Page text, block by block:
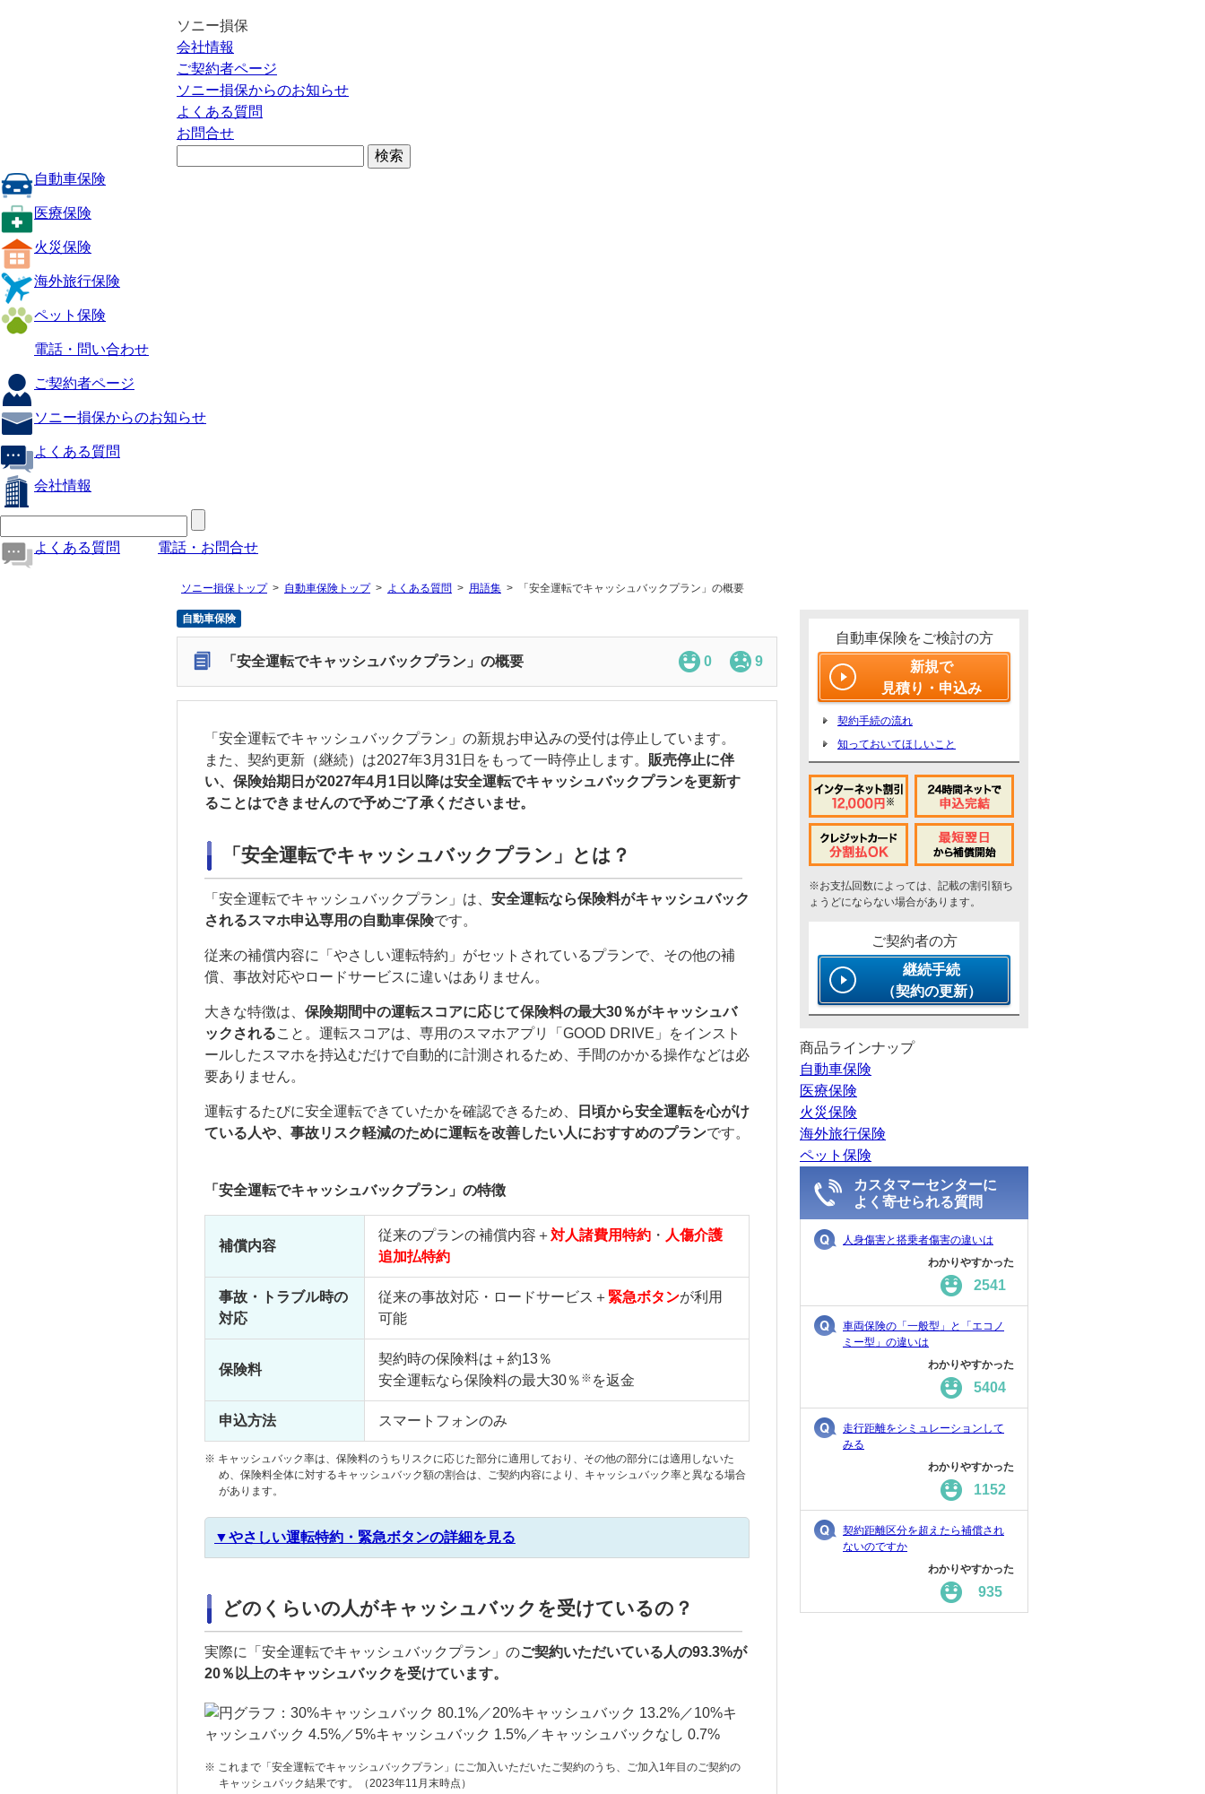
ソニー損保
会社情報
ご契約者ページ
ソニー損保からのお知らせ
よくある質問
お問合せ
自動車保険
医療保険
火災保険
海外旅行保険
ペット保険
電話・問い合わせ
ご契約者ページ
ソニー損保からのお知らせ
よくある質問
会社情報
よくある質問 電話・お問合せ
ソニー損保トップ 自動車保険トップ よくある質問 用語集 「安全運転でキャッシュバックプラン」の概要
自動車保険
「安全運転でキャッシュバックプラン」の概要 0 9
「安全運転でキャッシュバックプラン」の新規お申込みの受付は停止しています。
また、契約更新（継続）は2027年3月31日をもって一時停止します。 販売停止に伴
い、保険始期日が2027年4月1日以降は安全運転でキャッシュバックプランを更新す
ることはできませんので予めご了承くださいませ。
「安全運転でキャッシュバックプラン」とは？
「安全運転でキャッシュバックプラン」は、 安全運転なら保険料がキャッシュバック
されるスマホ申込専用の自動車保険です。
従来の補償内容に「やさしい運転特約」がセットされているプランで、その他の補
償、事故対応やロードサービスに違いはありません。
大きな特徴は、 保険期間中の運転スコアに応じて保険料の最大30％がキャッシュバ
ックされること。運転スコアは、専用のスマホアプリ「GOOD DRIVE」をインスト
ールしたスマホを持込むだけで自動的に計測されるため、手間のかかる操作などは必
要ありません。
運転するたびに安全運転できていたかを確認できるため、
日頃から安全運転を心がけ
ている人や、事故リスク軽減のために運転を改善したい人におすすめのプランです。
「安全運転でキャッシュバックプラン」の特徴
補償内容
従来のプランの補償内容＋対人諸費用特約 ・ 人傷介護
追加払特約
事故・トラブル時の
対応
従来の事故対応・ロードサービス＋ 緊急ボタンが利用
可能
保険料
契約時の保険料は＋約13％
安全運転なら保険料の最大30％ ※ を返金
申込方法 スマートフォンのみ
※ キャッシュバック率は、保険料のうちリスクに応じた部分に適用しており、その他の部分には適用しないた
め、保険料全体に対するキャッシュバック額の割合は、ご契約内容により、キャッシュバック率と異なる場合
があります。
▼やさしい運転特約・緊急ボタンの詳細を見る
どのくらいの人がキャッシュバックを受けているの？
実際に「安全運転でキャッシュバックプラン」のご契約いただいている人の93.3%が
20％以上のキャッシュバックを受けています。
※ これまで「安全運転でキャッシュバックプラン」にご加入いただいたご契約のうち、ご加入1年目のご契約の
キャッシュバック結果です。（2023年11月末時点）
自動車保険をご検討の方
新規で
見積り・申込み
契約手続の流れ
知っておいてほしいこと
※お支払回数によっては、記載の割引額ち
ょうどにならない場合があります。
ご契約者の方
継続手続
（契約の更新）
商品ラインナップ
自動車保険
医療保険
火災保険
海外旅行保険
ペット保険
カスタマーセンターに
よく寄せられる質問
人身傷害と搭乗者傷害の違いは
わかりやすかった
2541
車両保険の「一般型」と「エコノ
ミー型」の違いは
わかりやすかった
5404
走行距離をシミュレーションして
みる
わかりやすかった
1152
契約距離区分を超えたら補償され
ないのですか
わかりやすかった
935